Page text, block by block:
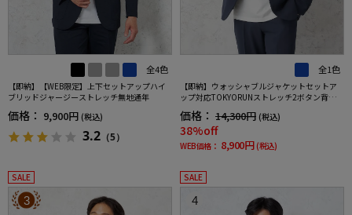
全4色
【即納】【WEB限定】上下セットアップハイ
ブリッドジャージーストレッチ無地通年
価格： 9,900円 (税込)
3.2 （5）
全1色
【即納】ウォッシャブルジャケットセットア
ップ対応TOKYORUNストレッチ2ボタン背抜き
価格： 14,300円 (税込)
38%off
WEB価格： 8,900円 (税込)
SALE
3
SALE
4